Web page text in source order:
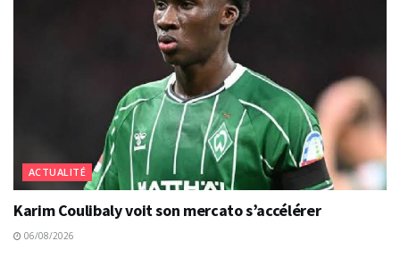
ACTUALITÉ
Karim Coulibaly voit son mercato s’accélérer
06/08/2026